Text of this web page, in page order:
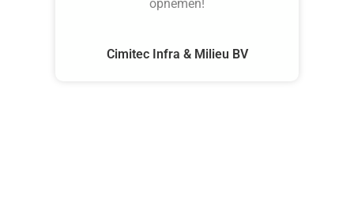
opnemen!
Cimitec Infra & Milieu BV